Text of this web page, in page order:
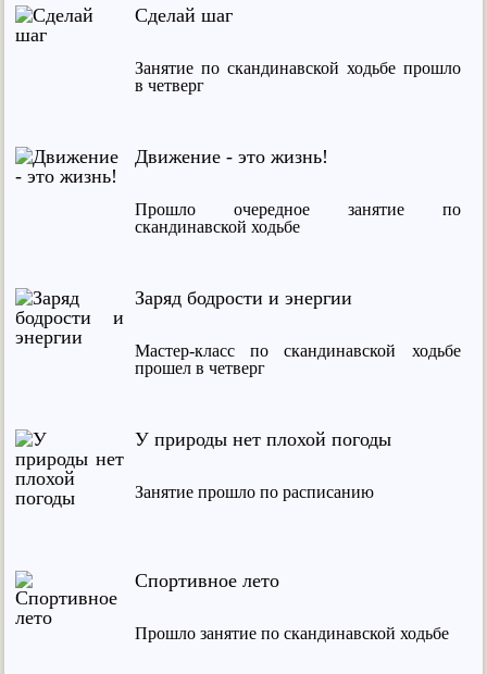
Сделай шаг
Занятие по скандинавской ходьбе прошло
в четверг
Движение - это жизнь!
Прошло очередное занятие по
скандинавской ходьбе
Заряд бодрости и энергии
Мастер-класс по скандинавской ходьбе
прошел в четверг
У природы нет плохой погоды
Занятие прошло по расписанию
Спортивное лето
Прошло занятие по скандинавской ходьбе